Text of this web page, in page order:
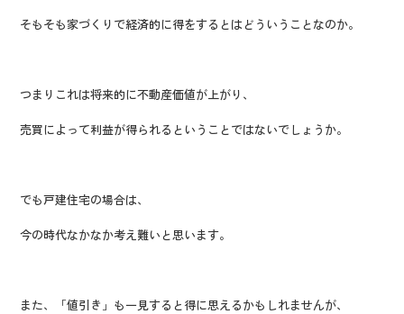
そもそも家づくりで経済的に得をするとはどういうことなのか。
つまりこれは将来的に不動産価値が上がり、
売買によって利益が得られるということではないでしょうか。
でも戸建住宅の場合は、
今の時代なかなか考え難いと思います。
また、「値引き」も一見すると得に思えるかもしれませんが、